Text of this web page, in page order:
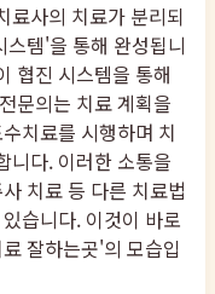
료사의 치료가 분리되
템'을 통해 완성됩니
협진 시스템을 통해
문의는 치료 계획을
치료를 시행하며 치
니다. 이러한 소통을
치료 등 다른 치료법
습니다. 이것이 바로
잘하는곳'의 모습입